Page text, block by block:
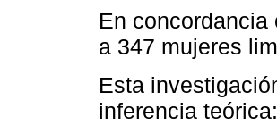
En
a 347 mujeres
Esta
inferencia teórica: